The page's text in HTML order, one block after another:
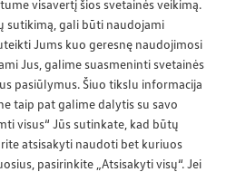
visavertį šios svetainės veikimą.
sutikimą, gali būti naudojami
Jums kuo geresnę naudojimosi
Jus, galime suasmeninti svetainės
pasiūlymus. Šiuo tikslu informacija
taip pat galime dalytis su savo
visus“ Jūs sutinkate, kad būtų
atsisakyti naudoti bet kuriuos
pasirinkite „Atsisakyti visų“. Jei